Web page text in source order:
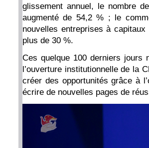
glissement annuel, le nombre
augmenté de 54,2 % ; le
nouvelles entreprises à
plus de 30 %.
Ces quelque 100 derniers jours
l’ouverture institutionnelle de la
créer des opportunités grâce à
écrire de nouvelles pages de